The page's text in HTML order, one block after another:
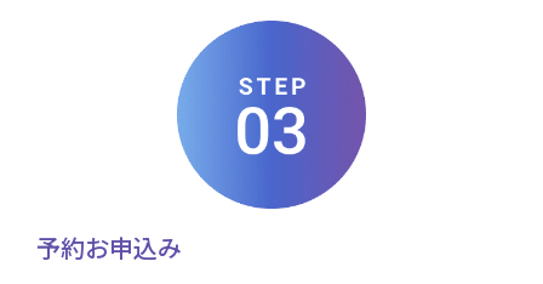
予約お申込み